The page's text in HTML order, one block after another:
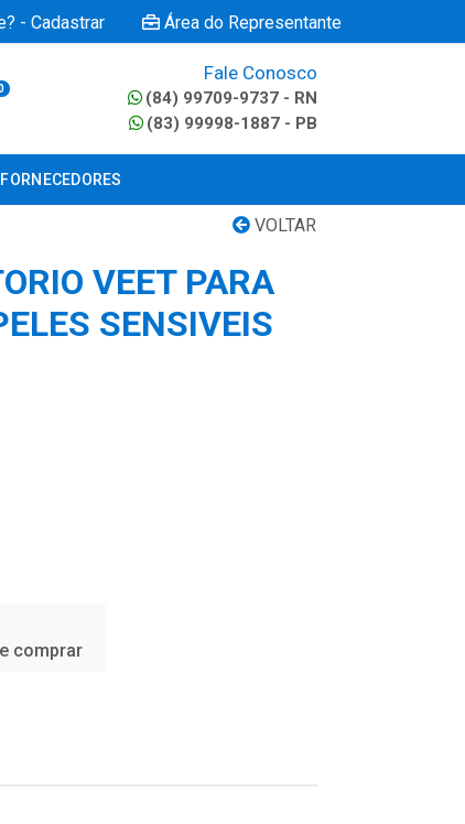
- Cadastrar Área do Representante
Fale Conosco
(84) 99709-9737 - RN
(83) 99998-1887 - PB
FORNECEDORES
VOLTAR
VEET PARA
SENSIVEIS
comprar